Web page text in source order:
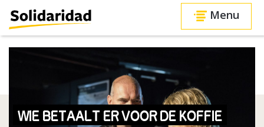
Menu
WIE BETAALT ER VOOR DE KOFFIE